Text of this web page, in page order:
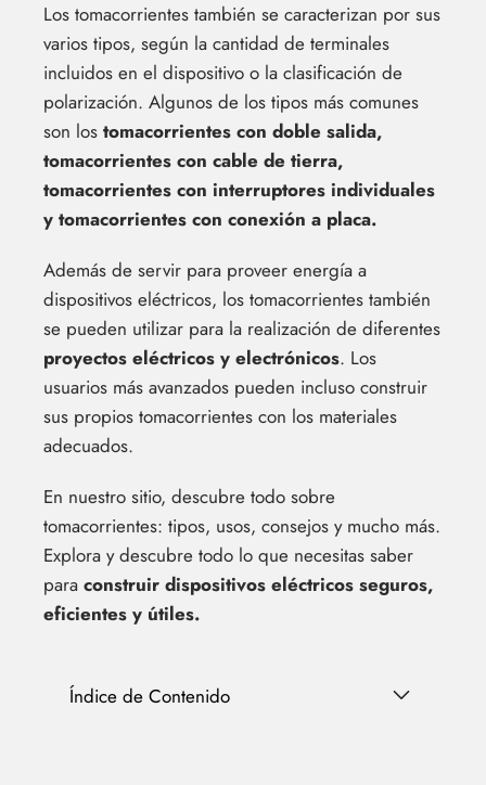
Los tomacorrientes también se caracterizan por sus
varios tipos, según la cantidad de terminales
incluidos en el dispositivo o la clasificación de
polarización. Algunos de los tipos más comunes
son los tomacorrientes con doble salida,
tomacorrientes con cable de tierra,
tomacorrientes con interruptores individuales
y tomacorrientes con conexión a placa.
Además de servir para proveer energía a
dispositivos eléctricos, los tomacorrientes también
se pueden utilizar para la realización de diferentes
proyectos eléctricos y electrónicos. Los
usuarios más avanzados pueden incluso construir
sus propios tomacorrientes con los materiales
adecuados.
En nuestro sitio, descubre todo sobre
tomacorrientes: tipos, usos, consejos y mucho más.
Explora y descubre todo lo que necesitas saber
para construir dispositivos eléctricos seguros,
eficientes y útiles.
Índice de Contenido